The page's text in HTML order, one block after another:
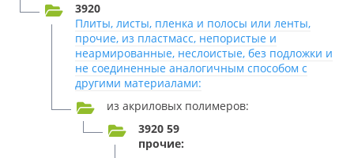
3920
Плиты, листы, пленка и полосы или ленты,
прочие, из пластмасс, непористые и
неармированные, неслоистые, без подложки и
не соединенные аналогичным способом с
другими материалами:
из акриловых полимеров:
3920 59
прочие: